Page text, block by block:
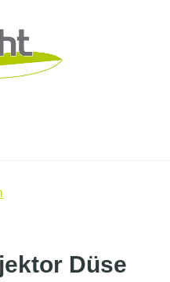
Düse